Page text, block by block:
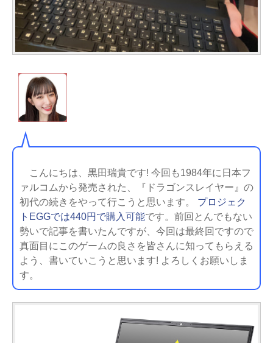
こんにちは、黒田瑞貴です! 今回も1984年に日本フ
ァルコムから発売された、『ドラゴンスレイヤー』の
初代の続きをやって行こうと思います。 プロジェク
トEGGでは440円で購入可能です。前回とんでもない
勢いで記事を書いたんですが、今回は最終回ですので
真面目にこのゲームの良さを皆さんに知ってもらえる
よう、書いていこうと思います! よろしくお願いしま
す。